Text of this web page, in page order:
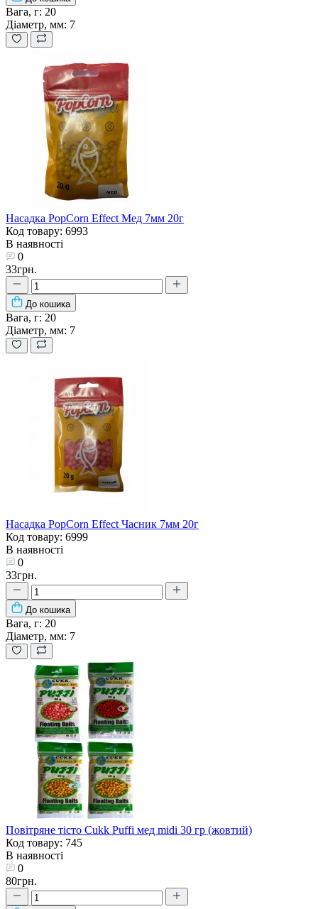
Вага, г: 20
Діаметр, мм: 7
Насадка PopCorn Effect Мед 7мм 20г
Код товару: 6993
В наявності
0
33грн.
До кошика
Вага, г: 20
Діаметр, мм: 7
Насадка PopCorn Effect Часник 7мм 20г
Код товару: 6999
В наявності
0
33грн.
До кошика
Вага, г: 20
Діаметр, мм: 7
Повітряне тісто Cukk Puffi мед midi 30 гр (жовтий)
Код товару: 745
В наявності
0
80грн.